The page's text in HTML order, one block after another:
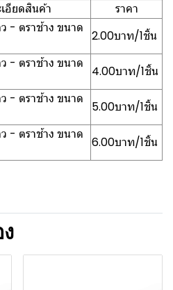
อียดสินค้า
ราคา
- ตราช้าง ขนาด
2.00บาท/1ชิ้น
- ตราช้าง ขนาด
4.00บาท/1ชิ้น
- ตราช้าง ขนาด
5.00บาท/1ชิ้น
- ตราช้าง ขนาด
6.00บาท/1ชิ้น